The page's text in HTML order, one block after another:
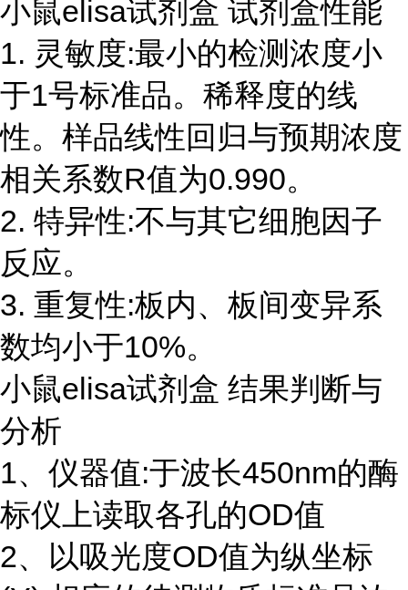
小鼠elisa试剂盒 试剂盒性能
1. 灵敏度:最小的检测浓度小
于1号标准品。稀释度的线
性。样品线性回归与预期浓度
相关系数R值为0.990。
2. 特异性:不与其它细胞因子
反应。
3. 重复性:板内、板间变异系
数均小于10%。
小鼠elisa试剂盒 结果判断与
分析
1、仪器值:于波长450nm的酶
标仪上读取各孔的OD值
2、以吸光度OD值为纵坐标